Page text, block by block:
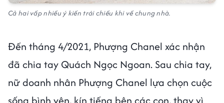
Cả hai vấp nhiều ý kiến trái chiều khi về chung nhà.
Đến tháng 4/2021, Phượng Chanel xác nhận
đã chia tay Quách Ngọc Ngoan. Sau chia tay,
nữ doanh nhân Phượng Chanel lựa chọn cuộc
sống bình yên, kín tiếng bên các con, thay vì